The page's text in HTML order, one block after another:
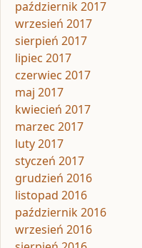
październik 2017
wrzesień 2017
sierpień 2017
lipiec 2017
czerwiec 2017
maj 2017
kwiecień 2017
marzec 2017
luty 2017
styczeń 2017
grudzień 2016
listopad 2016
październik 2016
wrzesień 2016